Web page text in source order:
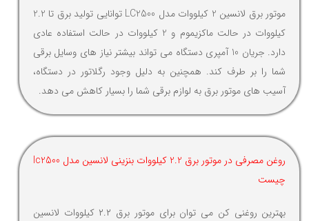
موتور برق لانسین 2 کیلووات مدل LC2500 توانایی تولید برق تا 2.2
کیلووات در حالت ماکزیموم و 2 کیلووات در حالت استفاده عادی
دارد. جریان 10 آمپری دستگاه می تواند بیشتر نیاز های وسایل برقی
شما را بر طرف کند. همچنین به دلیل وجود رگلاتور در دستگاه،
آسیب های موتور برق به لوازم برقی شما را بسیار کاهش می دهد.
روغن مصرفی در موتور برق 2.2 کیلووات بنزینی لانسین مدل lc2500
چیست
بهترین روغنی کن می توان برای موتور برق ۲.۲ کیلووات لانسین